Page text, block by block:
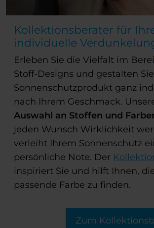
Kollektionsberater für
individuelle
Erleben Sie die Vielfalt im
Stoff-Designs und gestalten
Sonnenschutzprodukt ganz
nach Ihrem Geschmack.
Auswahl an Stoffen und
jeden Wunsch Wirklichkeit
verleiht Ihrem Sonnenschutz
persönliche Note. Der
inspiriert Sie und hilft Ihnen,
passende Farbe zu finden.
Zum